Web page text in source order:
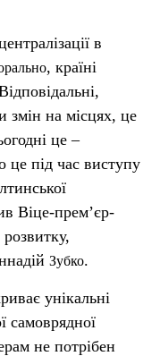
, країні
змін на місцях, це
це –
це під час виступу
Віце-прем’єр-
розвитку,
Зубко.
унікальні
самоврядної
не потрібен